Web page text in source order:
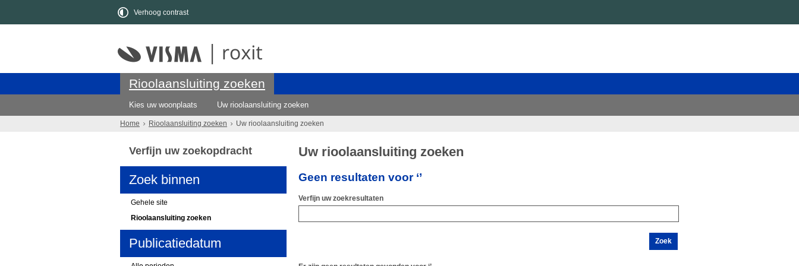
Verhoog contrast
Rioolaansluiting zoeken
Kies uw woonplaats Uw rioolaansluiting zoeken
Home Rioolaansluiting zoeken Uw rioolaansluiting zoeken
Uw rioolaansluiting zoeken
Geen resultaten voor ‘’
Verfijn uw zoekresultaten
Verfijn uw zoekopdracht
Zoek binnen
Gehele site
Rioolaansluiting zoeken
Publicatiedatum